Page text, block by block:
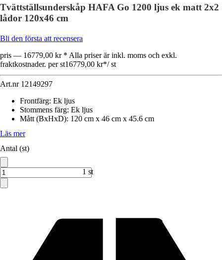
Tvättställsunderskåp HAFA Go 1200 ljus ek matt 2x2
lådor 120x46 cm
Bli den första att recensera
pris — 16779,00 kr * Alla priser är inkl. moms och exkl.
fraktkostnader. per st16779,00 kr*/ st
Art.nr 12149297
Frontfärg: Ek ljus
Stommens färg: Ek ljus
Mått (BxHxD): 120 cm x 46 cm x 45.6 cm
Läs mer
Antal (st)
1 st